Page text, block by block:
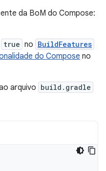
da BoM do Compose:
true no BuildFeatures
do Compose no
arquivo build.gradle